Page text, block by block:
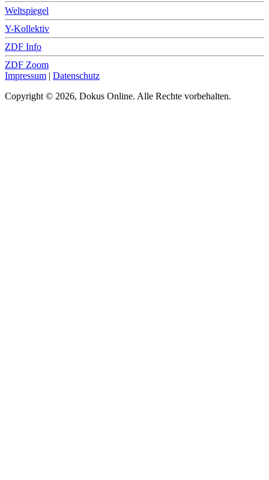
Weltspiegel
Y-Kollektiv
ZDF Info
ZDF Zoom
Impressum | Datenschutz
Copyright © 2026, Dokus Online. Alle Rechte vorbehalten.